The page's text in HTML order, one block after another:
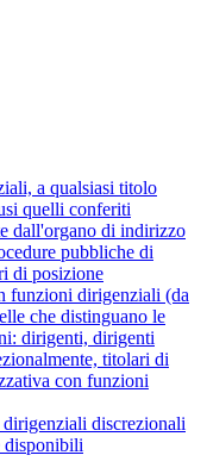
a qualsiasi titolo
quelli conferiti
dall'organo di indirizzo
pubbliche di
di posizione
funzioni dirigenziali (da
che distinguano le
dirigenti, dirigenti
titolari di
con funzioni
discrezionali
disponibili